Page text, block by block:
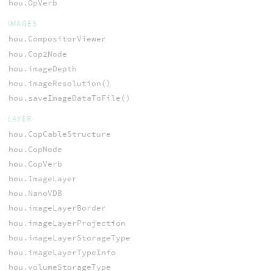
hou.OpVerb
IMAGES
hou.CompositorViewer
hou.Cop2Node
hou.imageDepth
hou.imageResolution()
hou.saveImageDataToFile()
LAYER
hou.CopCableStructure
hou.CopNode
hou.CopVerb
hou.ImageLayer
hou.NanoVDB
hou.imageLayerBorder
hou.imageLayerProjection
hou.imageLayerStorageType
hou.imageLayerTypeInfo
hou.volumeStorageType